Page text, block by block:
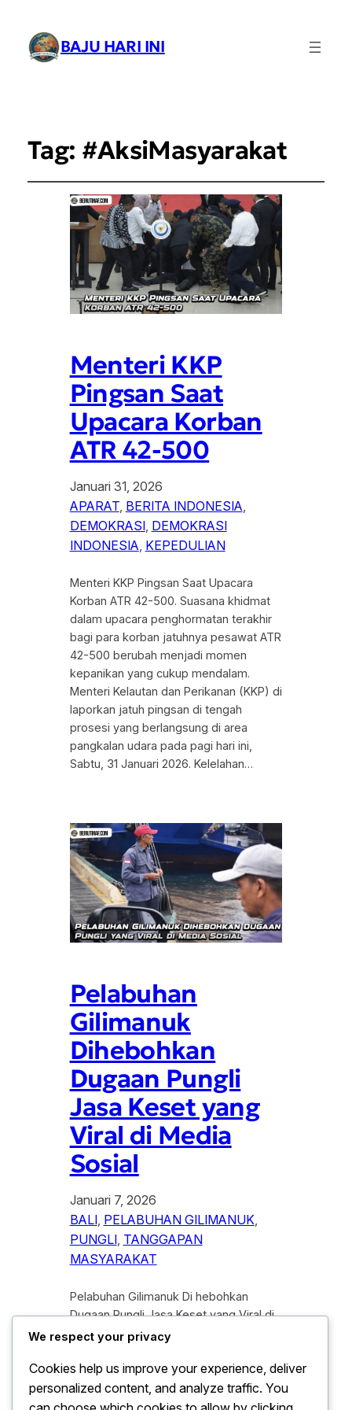
BAJU HARI INI
Tag: #AksiMasyarakat
Menteri KKP
Pingsan Saat
Upacara Korban
ATR 42-500
Januari 31, 2026
APARAT, BERITA INDONESIA
DEMOKRASI, DEMOKRASI
INDONESIA, KEPEDULIAN
Menteri KKP Pingsan Saat Upacara
Korban ATR 42-500. Suasana khidmat
dalam upacara penghormatan terakhir
bagi para korban jatuhnya pesawat ATR
42-500 berubah menjadi momen
kepanikan yang cukup mendalam.
Menteri Kelautan dan Perikanan (KKP) di
laporkan jatuh pingsan di tengah
prosesi yang berlangsung di area
pangkalan udara pada pagi hari ini,
Sabtu, 31 Januari 2026. Kelelahan…
Pelabuhan
Gilimanuk
Dihebohkan
Dugaan Pungli
Jasa Keset yang
Viral di Media
Sosial
Januari 7, 2026
BALI, PELABUHAN GILIMANUK
PUNGLI, TANGGAPAN
MASYARAKAT
Pelabuhan Gilimanuk Di hebohkan
Dugaan Pungli Jasa Keset yang Viral di
Media Sosial.Gilimanuk, Kabupaten
publik setelah sebuah video berdurasi
sekitar 17 detik viral di media sosial.
Dalam cuplikan video itu, terlihat
We respect your privacy
Cookies help us improve your experience, deliver
personalized content, and analyze traffic. You